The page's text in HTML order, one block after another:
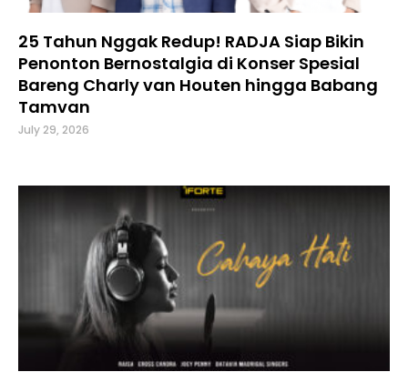
25 Tahun Nggak Redup! RADJA Siap Bikin
Penonton Bernostalgia di Konser Spesial
Bareng Charly van Houten hingga Babang
Tamvan
July 29, 2026